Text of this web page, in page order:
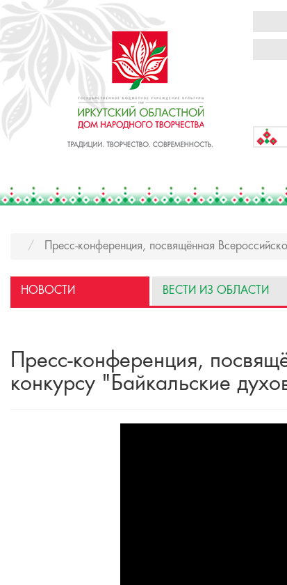
Пресс-конференция, посвящённая
НОВОСТИ ВЕСТИ ИЗ ОБЛАСТИ
Пресс-конференция,
конкурсу "Байкальские